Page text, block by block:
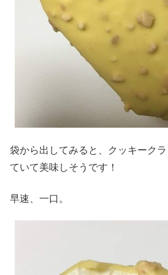
袋から出してみると、クッキーク
ていて美味しそうです！
早速、一口。